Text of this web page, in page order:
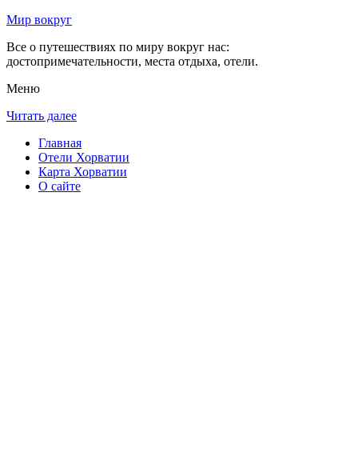
Мир вокруг
Все о путешествиях по миру вокруг нас:
достопримечательности, места отдыха, отели.
Меню
Читать далее
Главная
Отели Хорватии
Карта Хорватии
О сайте